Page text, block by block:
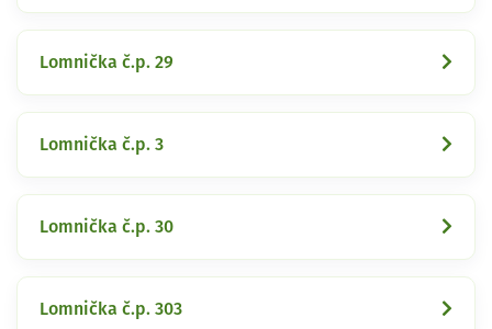
Lomnička č.p. 29
Lomnička č.p. 3
Lomnička č.p. 30
Lomnička č.p. 303